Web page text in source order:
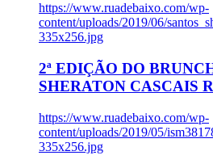
https://www.ruadebaixo.com/wp-
content/uploads/2019/06/
335x256.jpg
2ª EDIÇÃO DO
SHERATON CASCAIS
https://www.ruadebaixo.com/wp-
content/uploads/2019/05/
335x256.jpg